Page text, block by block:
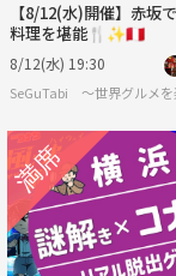
【8/12(水)開催】赤坂
料理を堪能🍴✨🇵🇪
8/12(水) 19:30
SeGuTabi 〜世界グルメ